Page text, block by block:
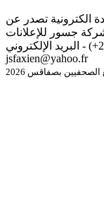
الكترونية تصدر عن
جسور للإعلانات
للإتصال أو نشر الردود الهاتف 54779966 (216+) - البريد الإلكتروني
jsfaxien@yahoo.fr
بصفاقس 2026